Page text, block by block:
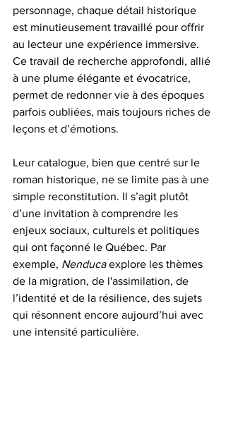
personnage, chaque détail historique
est minutieusement travaillé pour offrir
au lecteur une expérience immersive.
Ce travail de recherche approfondi, allié
à une plume élégante et évocatrice,
permet de redonner vie à des époques
parfois oubliées, mais toujours riches de
leçons et d’émotions.
Leur catalogue, bien que centré sur le
roman historique, ne se limite pas à une
simple reconstitution. Il s’agit plutôt
d’une invitation à comprendre les
enjeux sociaux, culturels et politiques
qui ont façonné le Québec. Par
exemple, Nenduca explore les thèmes
de la migration, de l'assimilation, de
l’identité et de la résilience, des sujets
qui résonnent encore aujourd’hui avec
une intensité particulière.